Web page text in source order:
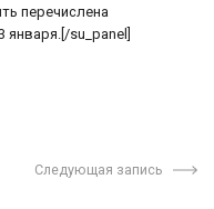
перечислена
su_panel]
Следующая запись